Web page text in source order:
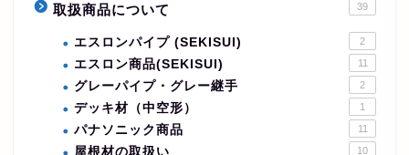
取扱商品について 39
エスロンパイプ (SEKISUI) 2
エスロン商品(SEKISUI) 11
グレーパイプ・グレー継手 2
デッキ材（中空形） 1
パナソニック商品 11
屋根材の取扱い 10